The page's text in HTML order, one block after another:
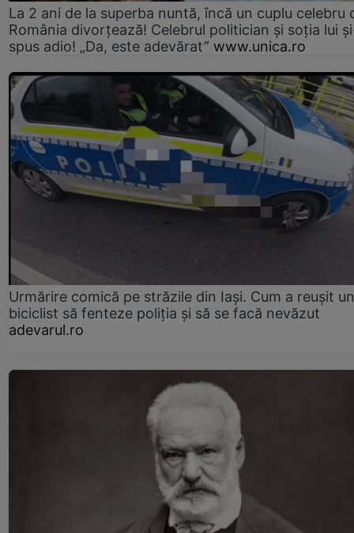
La 2 ani de la superba nuntă, încă un cuplu celebru
România divorțează! Celebrul politician și soția lui
spus adio! „Da, este adevărat” www.unica.ro
Urmărire comică pe străzile din Iași. Cum a reușit un
biciclist să fenteze poliția și să se facă nevăzut
adevarul.ro